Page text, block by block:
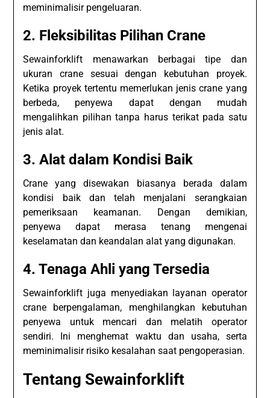
meminimalisir pengeluaran.
2. Fleksibilitas Pilihan Crane
Sewainforklift menawarkan berbagai tipe dan
ukuran crane sesuai dengan kebutuhan proyek.
Ketika proyek tertentu memerlukan jenis crane yang
berbeda, penyewa dapat dengan mudah
mengalihkan pilihan tanpa harus terikat pada satu
jenis alat.
3. Alat dalam Kondisi Baik
Crane yang disewakan biasanya berada dalam
kondisi baik dan telah menjalani serangkaian
pemeriksaan keamanan. Dengan demikian,
penyewa dapat merasa tenang mengenai
keselamatan dan keandalan alat yang digunakan.
4. Tenaga Ahli yang Tersedia
Sewainforklift juga menyediakan layanan operator
crane berpengalaman, menghilangkan kebutuhan
penyewa untuk mencari dan melatih operator
sendiri. Ini menghemat waktu dan usaha, serta
meminimalisir risiko kesalahan saat pengoperasian.
Tentang Sewainforklift